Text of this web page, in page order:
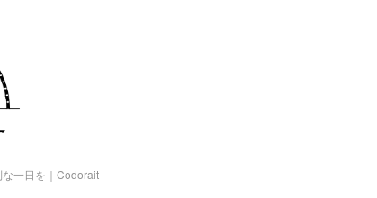
一日を｜Codorait